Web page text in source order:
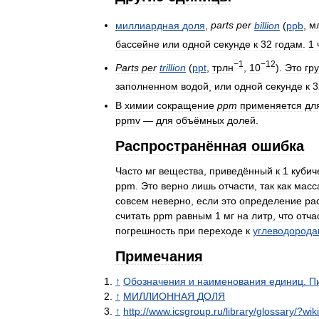
миллиардная доля parts per billion (ppb
бассейне или одной секунде к 32 годам 1
Parts per trillion (ppt трлн−1 10−12). Это
заполненном водой или одной секунде к
В химии сокращение ppm применяется
ppmv — для объёмных долей.
Распространённая ошибка
Часто мг вещества, приведённый к 1
ppm. Это верно лишь отчасти, так как
совсем неверно, если это определение
считать ppm равным 1 мг на литр, что
погрешность при переходе к
Примечания
↑ Обозначения и наименования единиц.
↑ МИЛЛИОННАЯ ДОЛЯ
↑ http://www.icsgroup.ru/library/glossary/?wiki